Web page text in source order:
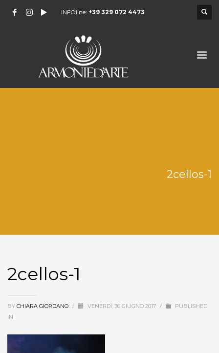
INFOline: +39 329 072 4473
2cellos-1
2cellos-1
BY CHIARA GIORDANO / VENERDÌ, 30 GIUGNO 2017 /
PUBLISHED
IN